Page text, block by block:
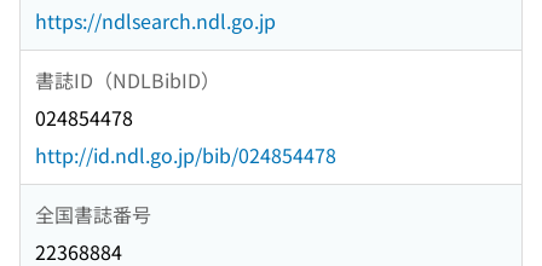
https://ndlsearch.ndl.go.jp
書誌ID（NDLBibID）
024854478
http://id.ndl.go.jp/bib/024854478
全国書誌番号
22368884